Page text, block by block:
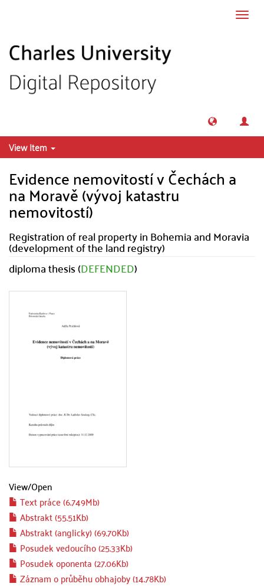
View Item
Evidence nemovitostí v Čechách a
na Moravě (vývoj katastru
nemovitostí)
Registration of real property in Bohemia and Moravia
(development of the land registry)
diploma thesis (DEFENDED)
View/Open
Text práce (6.749Mb)
Abstrakt (55.51Kb)
Abstrakt (anglicky) (69.70Kb)
Posudek vedoucího (25.33Kb)
Posudek oponenta (27.06Kb)
Záznam o průběhu obhajoby (14.78Kb)